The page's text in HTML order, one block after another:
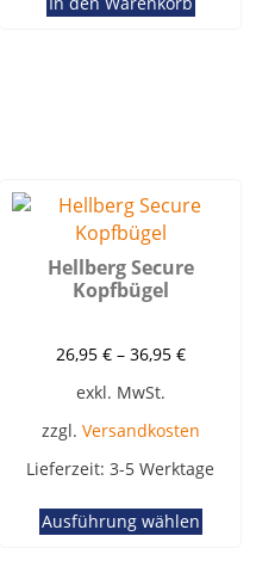
Hellberg Secure
Kopfbügel
26,95 €– 36,95 €
exkl. MwSt.
zzgl. Versandkosten
Lieferzeit:3-5 Werktage
Ausführung wählen